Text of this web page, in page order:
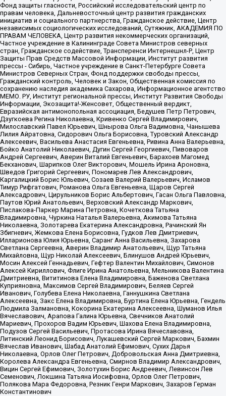
Фонд защиты гласности, Российский исследовательский центр по
правам человека, Дальневосточный центр развития гражданских
инициатив и социального партнерства, Гражданское действие, Центр
независимых социологических исследований, Сутяжник, АКАДЕМИЯ ПО
ПРАВАМ ЧЕЛОВЕКА, Центр развития некоммерческих организаций,
Частное учреждение в Калининграде Совета Министров северных
стран, Гражданское содействие, Трансперенси Интернешнл-Р, Центр
Защиты Прав Средств Массовой Информации, Институт развития
прессы - Сибирь, Частное учреждение в Санкт-Петербурге Совета
Министров Северных Стран, Фонд поддержки свободы прессы,
Гражданский контроль, Человек и Закон, Общественная комиссия по
сохранению наследия академика Сахарова, Информационное агентство
МЕМО. РУ, Институт региональной прессы, Институт Развития Свободы
Информации, Экозащита!-Женсовет, Общественный вердикт,
Евразийская антимонопольная ассоциация, Бедушев Петр Петрович,
Дзугкоева Регина Николаевна, Кривенко Сергей Владимирович,
Милославский Павел Юрьевич, Шнырова Ольга Вадимовна, Чанышева
Лилия Айратовна, Сидорович Ольга Борисовна, Туровский Александр
Алексеевич, Васильева Анастасия Евгеньевна, Ривина Анна Валерьевна,
Бойко Анатолий Николаевич, Дугин Сергей Георгиевич, Пивоваров
Андрей Сергеевич, Аверин Виталий Евгеньевич, Барахоев Магомед
Бекханович, Шарипков Олег Викторович, Мошель Ирина Ароновна,
Шведов Григорий Сергеевич, Пономарев Лев Александрович,
Каргалицкий Борис Юльевич, Созаев Валерий Валерьевич, Исламов
Тимур Рифгатович, Романова Ольга Евгеньевна, Щаров Сергей
Алексадрович, Цирульников Борис Альбертович, Гасан Ольга Павловна,
Паутов Юрий Анатольевич, Верховский Александр Маркович,
Пислакова-Паркер Марина Петровна, Кочеткова Татьяна
Владимировна, Чуркина Наталья Валерьевна, Акимова Татьяна
Николаевна, Золотарева Екатерина Александровна, Рачинский Ян
Збигневич, Жемкова Елена Борисовна, Гудков Лев Дмитриевич,
Илларионова Юлия Юрьевна, Саранг Анна Васильевна, Захарова
Светлана Сергеевна, Аверин Владимир Анатольевич, Щур Татьяна
Михайловна, Щур Николай Алексеевич, Блинушов Андрей Юрьевич,
Мосин Алексей Геннадьевич, Гефтер Валентин Михайлович, Симонов
Алексей Кириллович, Флиге Ирина Анатольевна, Мельникова Валентина
Дмитриевна, Вититинова Елена Владимировна, Баженова Светлана
Куприяновна, Максимов Сергей Владимирович, Беляев Сергей
Иванович, Голубева Елена Николаевна, Ганнушкина Светлана
Алексеевна, Закс Елена Владимировна, Буртина Елена Юрьевна, Гендель
Людмила Залмановна, Кокорина Екатерина Алексеевна, Шуманов Илья
Вячеславович, Арапова Галина Юрьевна, Свечников Анатолий
Мариевич, Прохоров Вадим Юрьевич, Шахова Елена Владимировна,
Подузов Сергей Васильевич, Протасова Ирина Вячеславовна,
Литинский Леонид Борисович, Лукашевский Сергей Маркович, Бахмин
Вячеслав Иванович, Шабад Анатолий Ефимович, Сухих Дарья
Николаевна, Орлов Олег Петрович, Добровольская Анна Дмитриевна,
Королева Александра Евгеньевна, Смирнов Владимир Александрович,
Вицин Сергей Ефимович, Золотухин Борис Андреевич, Левинсон Лев
Семенович, Локшина Татьяна Иосифовна, Орлов Олег Петрович,
Полякова Мара Федоровна, Резник Генри Маркович, Захаров Герман
Константинович